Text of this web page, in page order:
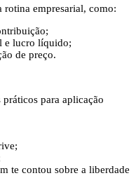
rotina empresarial, como:
e lucro líquido;
de preço.
práticos para aplicação
te contou sobre a liberdade